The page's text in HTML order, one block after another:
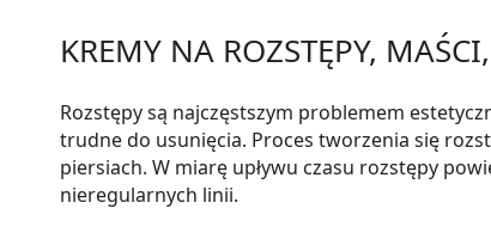
KREMY NA ROZSTĘPY,
Rozstępy są najczęstszym problemem
trudne do usunięcia. Proces tworzenia się
piersiach. W miarę upływu czasu rozstępy
nieregularnych linii.